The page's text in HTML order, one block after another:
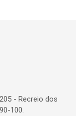
- Recreio dos
100.